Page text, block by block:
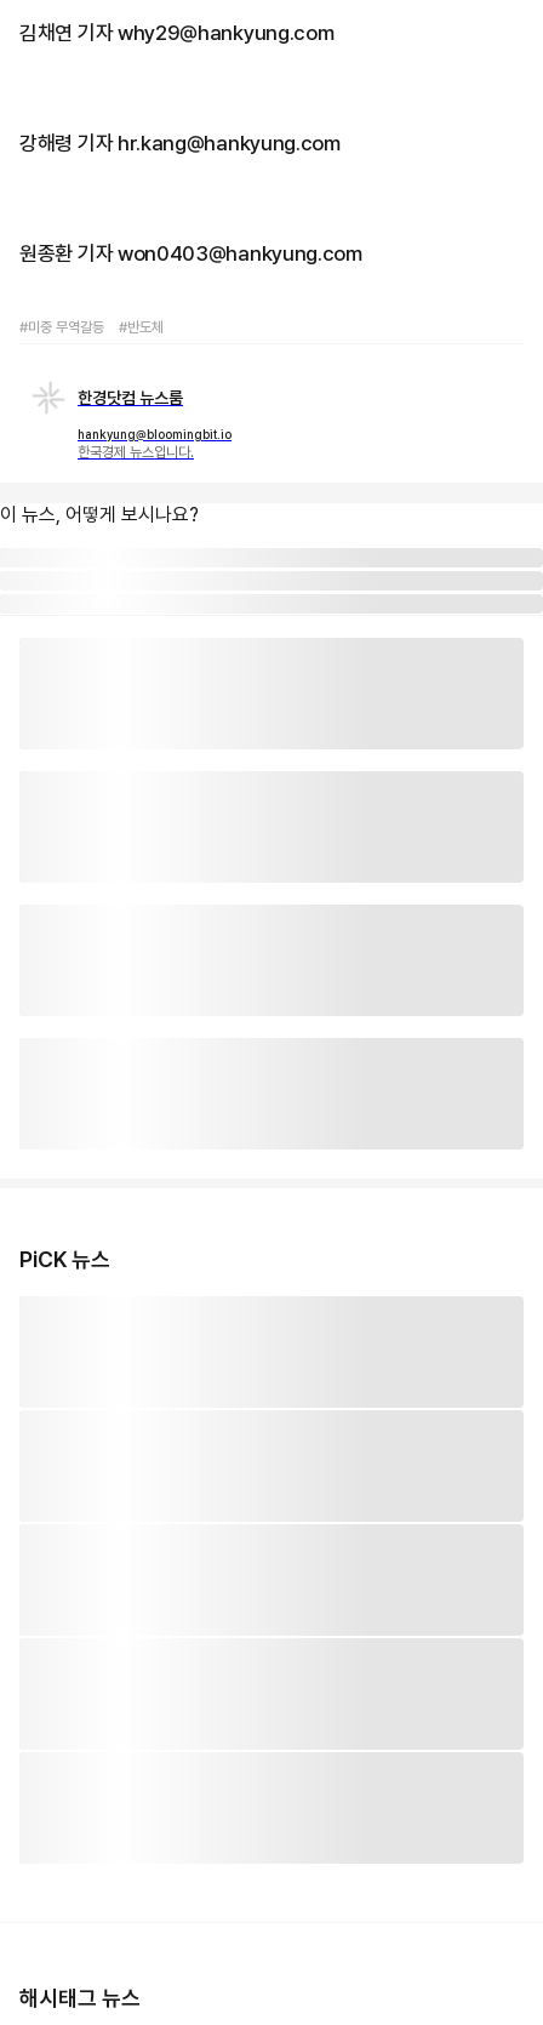
김채연 기자 why29@hankyung.com
강해령 기자 hr.kang@hankyung.com
원종환 기자 won0403@hankyung.com
#미중 무역갈등 #반도체
한경닷컴 뉴스룸
hankyung@bloomingbit.io
한국경제 뉴스입니다.
이 뉴스, 어떻게 보시나요?
PiCK 뉴스
해시태그 뉴스